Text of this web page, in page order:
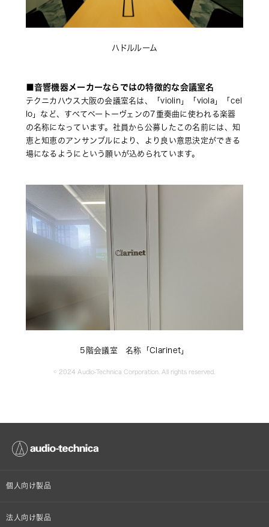
ハドルルーム
■音響機器メーカーならではの特徴的な会議室名
テクニカハウス大阪の会議室名は、「violin」「viola」「cel
lo」など、すべてベートーヴェンの7重奏曲に使われる楽器
の名称になっています。社員から公募したこの名前には、知
恵と知恵のアンサンブルにより、より良い意思決定ができる
場になるようにという願いが込められています。
5階会議室　名称「Clarinet」
© 2024 Audio-Technica Corporation. All rights reserved.
個人向け製品
オンラインストア限定
法人向け製品